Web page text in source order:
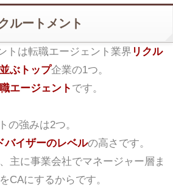
ルートメント
トは転職エージェント業界 リクル
ぶトップ企業の1つ。
エージェント です。
の強みは2つ。
バイザーのレベルの高さです。
主に事業会社でマネージャー層ま
CAにするからです。